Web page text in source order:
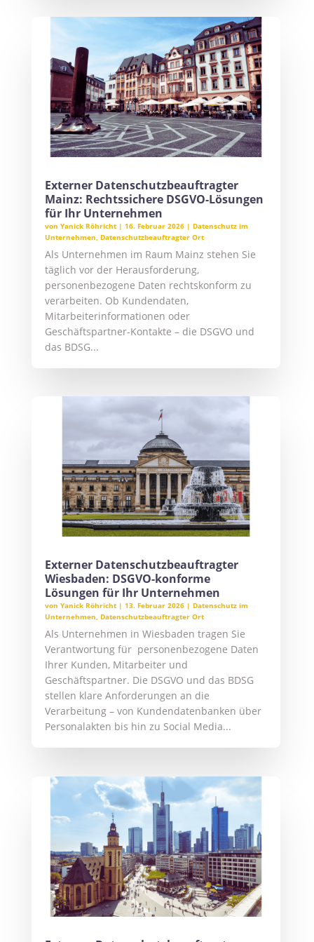
Externer Datenschutzbeauftragter
Mainz: Rechtssichere DSGVO-Lösungen
für Ihr Unternehmen
von Yanick Röhricht| 16. Februar 2026| Datenschutz im
Unternehmen Datenschutzbeauftragter Ort
Als Unternehmen im Raum Mainz stehen Sie
täglich vor der Herausforderung,
personenbezogene Daten rechtskonform zu
verarbeiten. Ob Kundendaten,
Mitarbeiterinformationen oder
Geschäftspartner-Kontakte – die DSGVO und
das BDSG...
Externer Datenschutzbeauftragter
Wiesbaden: DSGVO-konforme
Lösungen für Ihr Unternehmen
von Yanick Röhricht| 13. Februar 2026| Datenschutz im
Unternehmen, Datenschutzbeauftragter Ort
Als Unternehmen in Wiesbaden tragen Sie
Verantwortung für personenbezogene Daten
Ihrer Kunden, Mitarbeiter und
Geschäftspartner. Die DSGVO und das BDSG
stellen klare Anforderungen an die
Verarbeitung – von Kundendatenbanken über
Personalakten bis hin zu Social Media...